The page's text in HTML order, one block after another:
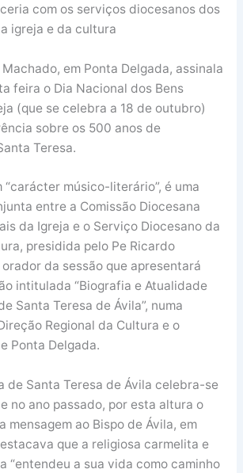
com os serviços diocesanos dos
igreja e da cultura
em Ponta Delgada, assinala
feira o Dia Nacional dos Bens
(que se celebra a 18 de outubro)
sobre os 500 anos de
Teresa.
músico-literário”, é uma
entre a Comissão Diocesana
da Igreja e o Serviço Diocesano da
presidida pelo Pe Ricardo
da sessão que apresentará
intitulada “Biografia e Atualidade
Santa Teresa de Ávila”, numa
Regional da Cultura e o
Ponta Delgada.
de Santa Teresa de Ávila celebra-se
no ano passado, por esta altura o
mensagem ao Bispo de Ávila, em
que a religiosa carmelita e
“entendeu a sua vida como caminho